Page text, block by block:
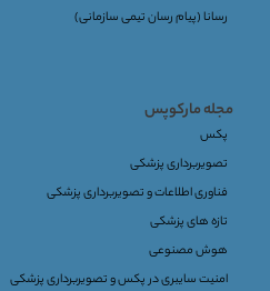
رسانا (پیام رسان تیمی سازمانی)
مجله مارکوپس
پکس
تصویربرداری پزشکی
فناوری اطلاعات و تصویربرداری پزشکی
تازه های پزشکی
هوش مصنوعی
امنیت سایبری در پکس و تصویربرداری پزشکی